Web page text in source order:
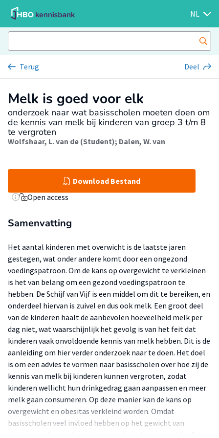
NL
Terug Deel
Melk is goed voor elk
onderzoek naar wat basisscholen moeten doen om
de kennis van melk bij kinderen van groep 3 t/m 8
te vergroten
Wolfshaar, L. van de (Student); Dalen, W. van
Download Bestand
Open access
Samenvatting
Het aantal kinderen met overwicht is de laatste jaren
gestegen, wat onder andere komt door een ongezond
voedingspatroon. Om de kans op overgewicht te verkleinen
is het van belang om een gezond voedingspatroon te
hebben. De Schijf van Vijf is een middel om dit te bereiken, en
onderdeel hiervan is zuivel en dus ook melk. Een groot deel
van de kinderen haalt de aanbevolen hoeveelheid melk per
dag niet, wat waarschijnlijk het gevolg is van het feit dat
kinderen vaak onvoldoende kennis van melk hebben. Dit is de
aanleiding om hier verder onderzoek naar te doen. Het doel
is om een advies te vormen naar basisscholen over hoe zij de
kennis van melk bij kinderen kunnen vergroten, zodat
kinderen wellicht hun drinkgedrag gaan aanpassen en meer
melk gaan consumeren. Op deze manier kan de kans op
overgewicht en obesitas verkleind worden. Omdat
basisscholen veel invloed hebben op het gewicht van